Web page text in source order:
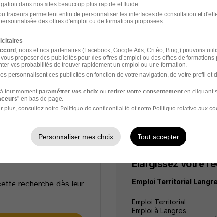
de la Haute-Marne H/F
Geosmes - 52 Fonctionnaire 1 801,74 € / mois
jours
recherche dès leur
Élargissez votre
Emploi Territorial
Emploi Territorial
Emploi à Langres
dans nos sites beaucoup plus rapide et fluide.
traceurs permettent enfin de personnaliser les interfaces de consultation et
des offres d'emploi ou de formations proposées.
, nous et nos partenaires (Facebook, Google Ads, Critéo, Bing,) pouvons
proposer des publicités pour des offres d’emploi ou des offres de formations
vos probabilités de trouver rapidement un emploi ou une formation.
personnalisent ces publicités en fonction de votre navigation, de votre profil et
tout momentparamétrer vos choixou retirer votre consentementen cliquant
" en bas de page.
plus, consultez notre Politique de confidentialité et notre Politique relative aux
Personnaliser mes choix Tout accepter